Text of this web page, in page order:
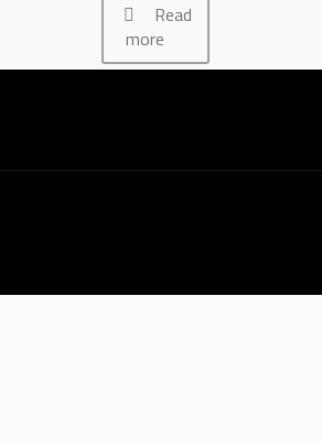
Read
more